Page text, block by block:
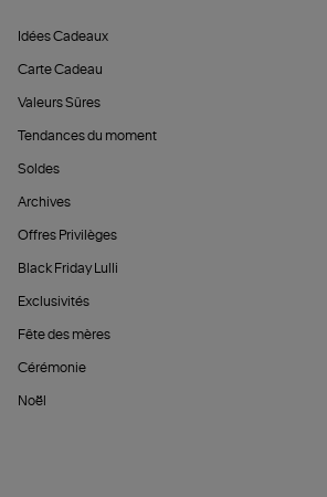
Idées Cadeaux
Carte Cadeau
Valeurs Sûres
Tendances du moment
Soldes
Archives
Offres Privilèges
Black Friday Lulli
Exclusivités
Fête des mères
Cérémonie
Noël